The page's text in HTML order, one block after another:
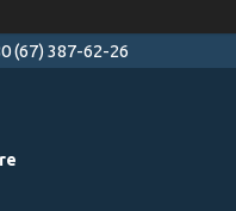
(67) 387-62-26